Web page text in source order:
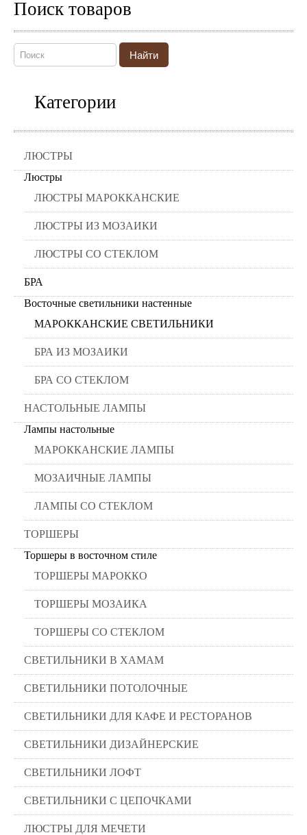
Поиск товаров
Найти
Категории
ЛЮСТРЫ
Люстры
ЛЮСТРЫ МАРОККАНСКИЕ
ЛЮСТРЫ ИЗ МОЗАИКИ
ЛЮСТРЫ СО СТЕКЛОМ
БРА
Восточные светильники настенные
МАРОККАНСКИЕ СВЕТИЛЬНИКИ
БРА ИЗ МОЗАИКИ
БРА СО СТЕКЛОМ
НАСТОЛЬНЫЕ ЛАМПЫ
Лампы настольные
МАРОККАНСКИЕ ЛАМПЫ
МОЗАИЧНЫЕ ЛАМПЫ
ЛАМПЫ СО СТЕКЛОМ
ТОРШЕРЫ
Торшеры в восточном стиле
ТОРШЕРЫ МАРОККО
ТОРШЕРЫ МОЗАИКА
ТОРШЕРЫ СО СТЕКЛОМ
СВЕТИЛЬНИКИ В ХАМАМ
СВЕТИЛЬНИКИ ПОТОЛОЧНЫЕ
СВЕТИЛЬНИКИ ДЛЯ КАФЕ И РЕСТОРАНОВ
СВЕТИЛЬНИКИ ДИЗАЙНЕРСКИЕ
СВЕТИЛЬНИКИ ЛОФТ
СВЕТИЛЬНИКИ С ЦЕПОЧКАМИ
ЛЮСТРЫ ДЛЯ МЕЧЕТИ